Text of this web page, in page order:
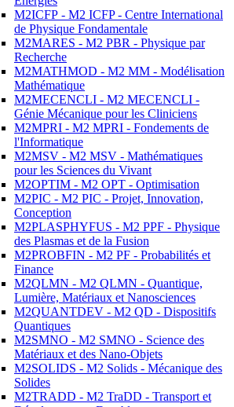
M2ICFP - M2 ICFP - Centre International
de Physique Fondamentale
M2MARES - M2 PBR - Physique par
Recherche
M2MATHMOD - M2 MM - Modélisation
Mathématique
M2MECENCLI - M2 MECENCLI -
Génie Mécanique pour les Cliniciens
M2MPRI - M2 MPRI - Fondements de
l'Informatique
M2MSV - M2 MSV - Mathématiques
pour les Sciences du Vivant
M2OPTIM - M2 OPT - Optimisation
M2PIC - M2 PIC - Projet, Innovation,
Conception
M2PLASPHYFUS - M2 PPF - Physique
des Plasmas et de la Fusion
M2PROBFIN - M2 PF - Probabilités et
Finance
M2QLMN - M2 QLMN - Quantique,
Lumière, Matériaux et Nanosciences
M2QUANTDEV - M2 QD - Dispositifs
Quantiques
M2SMNO - M2 SMNO - Science des
Matériaux et des Nano-Objets
M2SOLIDS - M2 Solids - Mécanique des
Solides
M2TRADD - M2 TraDD - Transport et